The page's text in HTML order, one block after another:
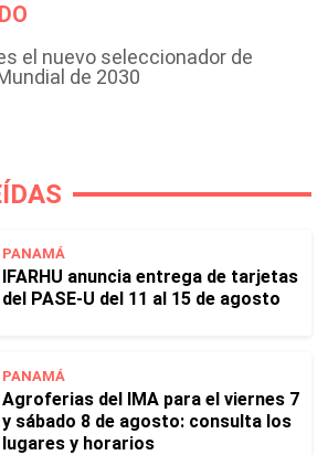
el nuevo seleccionador de
de 2030
PANAMÁ
IFARHU anuncia entrega de tarjetas
del PASE-U del 11 al 15 de agosto
PANAMÁ
Agroferias del IMA para el viernes 7
y sábado 8 de agosto: consulta los
lugares y horarios